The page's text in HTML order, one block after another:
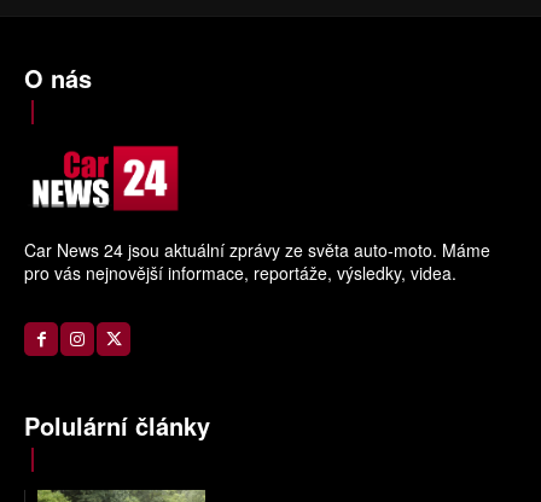
O nás
Car News 24 jsou aktuální zprávy ze světa auto-moto. Máme
pro vás nejnovější informace, reportáže, výsledky, videa.
Polulární články